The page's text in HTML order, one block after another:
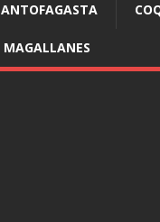
ANTOFAGASTA
MAGALLANES